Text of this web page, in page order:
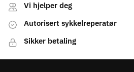
Vi hjelper deg
Autorisert sykkelreperatør
Sikker betaling